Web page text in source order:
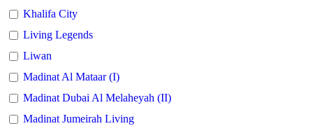
Khalifa City
Living Legends
Liwan
Madinat Al Mataar (I)
Madinat Dubai Al Melaheyah (II)
Madinat Jumeirah Living